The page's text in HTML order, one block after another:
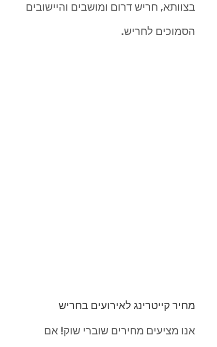
בצוותא, חריש דרום ומושבים והיישובים
הסמוכים לחריש.
מחיר קייטרינג לאירועים בחריש
אנו מציעים מחירים שוברי שוק! אם